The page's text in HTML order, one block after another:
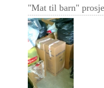
"Mat til barn"